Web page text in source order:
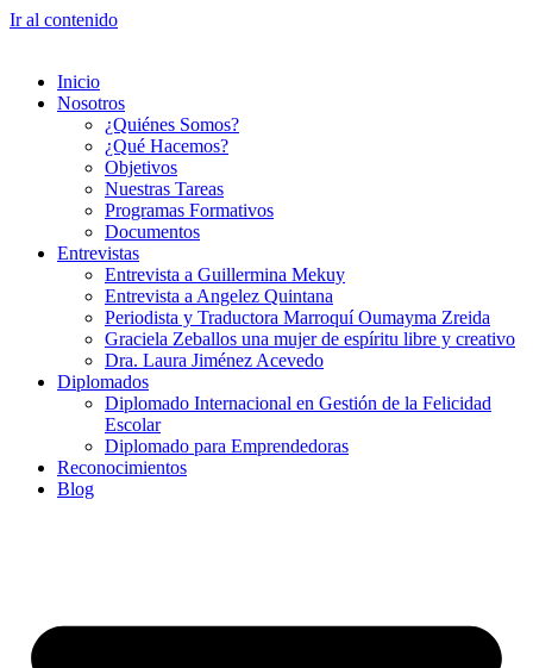
Ir al contenido
Inicio
Nosotros
¿Quiénes Somos?
¿Qué Hacemos?
Objetivos
Nuestras Tareas
Programas Formativos
Documentos
Entrevistas
Entrevista a Guillermina Mekuy
Entrevista a Angelez Quintana
Periodista y Traductora Marroquí Oumayma Zreida
Graciela Zeballos una mujer de espíritu libre y creativo
Dra. Laura Jiménez Acevedo
Diplomados
Diplomado Internacional en Gestión de la Felicidad
Escolar
Diplomado para Emprendedoras
Reconocimientos
Blog